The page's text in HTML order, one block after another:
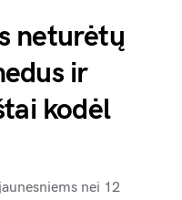
neturėtų
ir
kodėl
nei 12